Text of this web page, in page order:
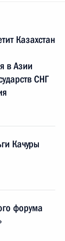
Казахстан
в Азии
СНГ
Качуры
форума